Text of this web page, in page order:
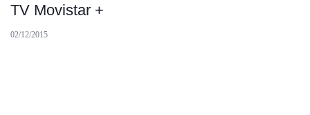
TV Movistar +
02/12/2015